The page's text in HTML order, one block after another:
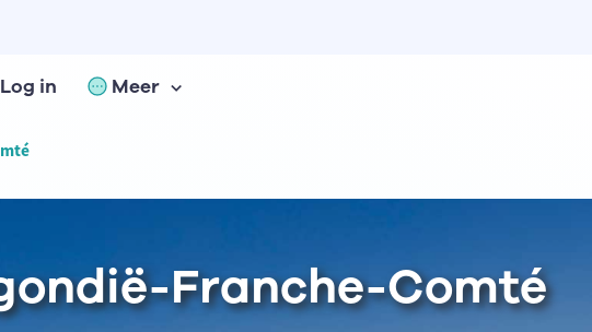
Log in Meer
Franche-Comté